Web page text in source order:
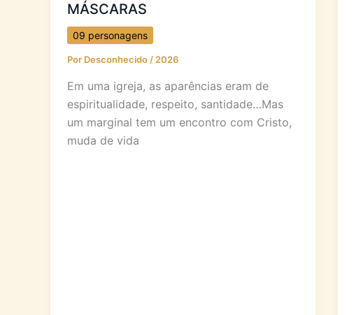
MÁSCARAS
09 personagens
Por Desconhecido / 2026
Em uma igreja, as aparências eram de
espiritualidade, respeito, santidade…Mas
um marginal tem um encontro com Cristo,
muda de vida